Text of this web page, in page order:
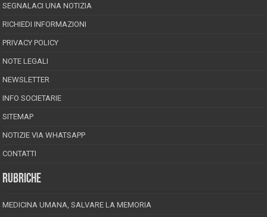
SEGNALACI UNA NOTIZIA
RICHIEDI INFORMAZIONI
PRIVACY POLICY
NOTE LEGALI
NEWSLETTER
INFO SOCIETARIE
SITEMAP
NOTIZIE VIA WHATSAPP
CONTATTI
RUBRICHE
MEDICINA UMANA, SALVARE LA MEMORIA